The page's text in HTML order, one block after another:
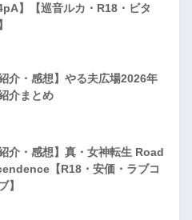
】【巡音ルカ・R18・ビタ
介・感想】やる夫広場2026年
介まとめ
介・感想】真・女神転生 Road
【R18・安価・ラブコ
】